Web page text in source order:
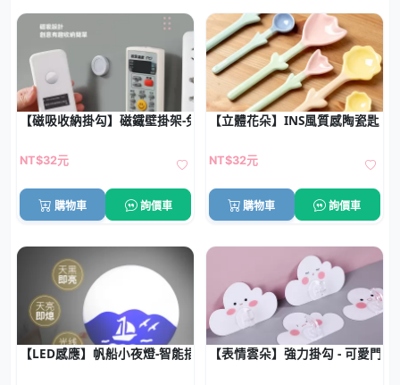
【磁吸收納掛勾】磁鐵壁掛架-免打孔裝
NT$32元
購物車 詢價車
【立體花朵】INS風質感陶瓷匙 -
NT$32元
購物車 詢價車
【LED感應】帆船小夜燈-智能插頭感應燈【表情雲朵】強力掛勾 - 可愛門